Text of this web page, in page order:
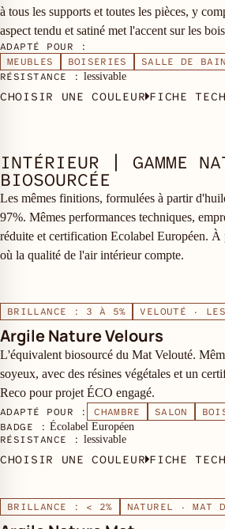
à tous les supports et toutes les pièces, y
aspect tendu et satiné met l'accent sur les
ADAPTÉ POUR :
MEUBLES
BOISERIES SALLE DE BAIN
RÉSISTANCE : lessivable
CHOISIR UNE COULEUR FICHE
INTÉRIEUR | GAMME
BIOSOURCÉE
Les mêmes finitions, formulées à partir
97%. Mêmes performances techniques,
réduite et certification Ecolabel Européen.
où la qualité de l'air intérieur compte.
BRILLANCE : 3 À 5% VELOUTÉ ·
Argile Nature Velours
L'équivalent biosourcé du Mat Velouté.
soyeux, avec des résines végétales et un
Reco pour projet ÉCO engagé.
ADAPTÉ POUR : CHAMBRE SALON
BADGE : Écolabel Européen
RÉSISTANCE : lessivable
CHOISIR UNE COULEUR FICHE
BRILLANCE : < 2% NATUREL · MAT